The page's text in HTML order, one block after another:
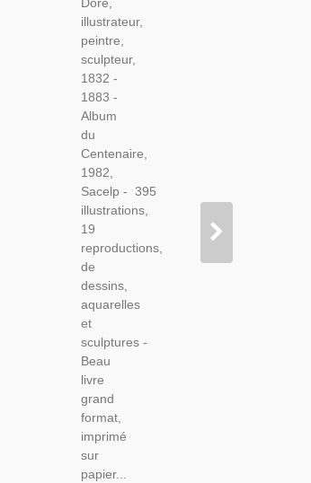
Illustrateur,
Peintre,
Sculpteur,
Sacelp
1982 -
Artiste
XIXe
Sièle
Doré,
illustrateur,
peintre,
sculpteur,
1832 -
1883 -
Album
du
Centenaire,
1982,
Sacelp - 395
illustrations,
19
reproductions,
de
dessins,
aquarelles
et
sculptures -
Beau
livre
grand
format,
imprimé
sur
papier...